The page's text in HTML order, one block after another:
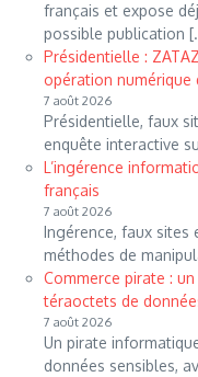
français et expose
possible publication
Présidentielle :
opération
7 août 2026
Présidentielle, faux
enquête interactive
L’ingérence
français
7 août 2026
Ingérence, faux sites
méthodes de
Commerce pirate :
téraoctets de
7 août 2026
Un pirate
données sensibles,